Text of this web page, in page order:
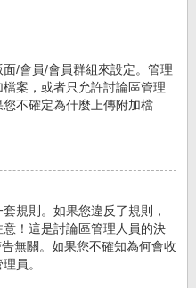
面/會員/會員群組來設定。管理
案，或者只允許討論區管理
不確定為什麼上傳附加檔
規則。如果您違反了規則，
！這是討論區管理人員的決
無關。如果您不確知為何會收
員。